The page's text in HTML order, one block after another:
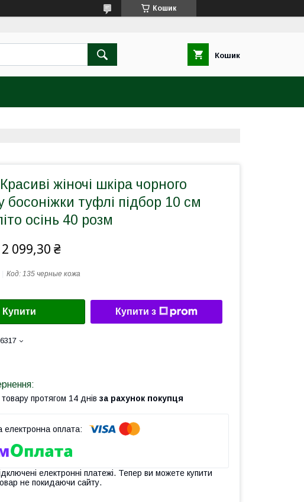
Кошик
Кошик
жіночі шкіра чорного
босоніжки туфлі підбор 10 см
осінь 40 розм
2 099,30 ₴
Код: 135 черные кожа
Купити Купити з
протягом 14 днів за рахунок покупця
електронні платежі. Тепер ви можете купити
не покидаючи сайту.